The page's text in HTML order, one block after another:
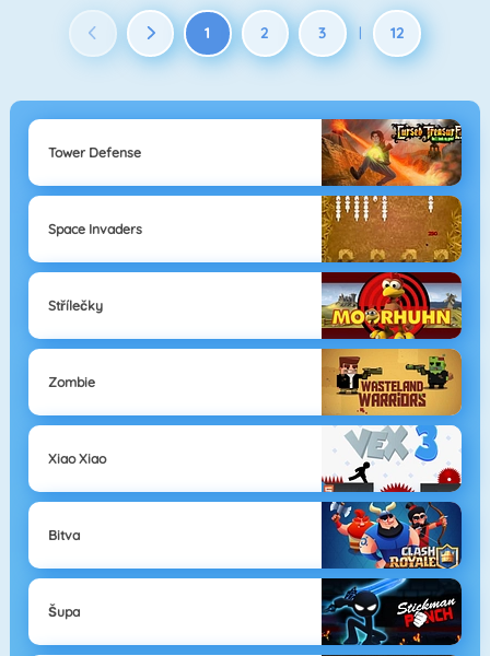
1 2 3 | 12
Tower Defense
Space Invaders
Střílečky
Zombie
Xiao Xiao
Bitva
Šupa